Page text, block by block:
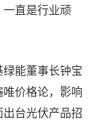
直是行业顽
能董事长钟宝
价格论，影响
台光伏产品招